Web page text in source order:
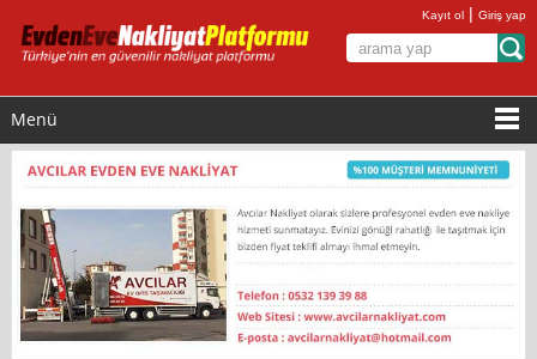
Kayıt ol |Giriş yap
Menü